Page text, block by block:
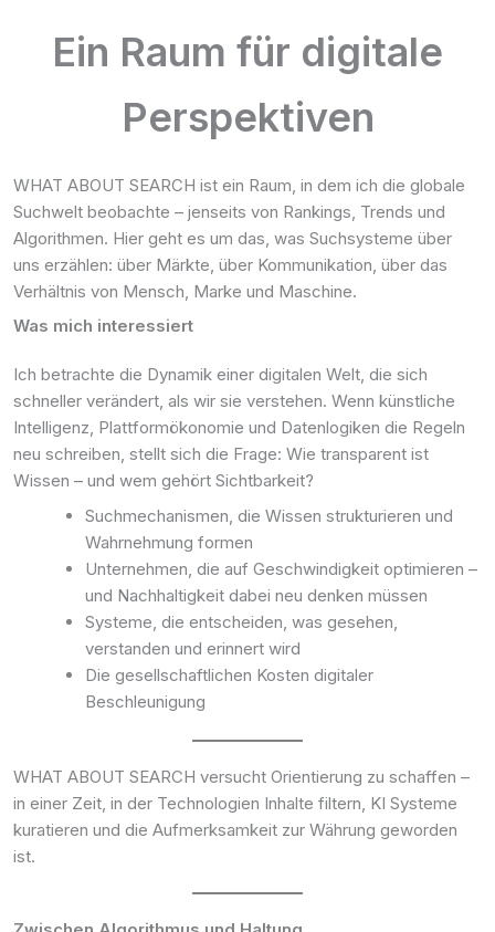
Ein Raum für digitale
Perspektiven
WHAT ABOUT SEARCH ist ein Raum, in dem ich die globale
Suchwelt beobachte – jenseits von Rankings, Trends und
Algorithmen. Hier geht es um das, was Suchsysteme über
uns erzählen: über Märkte, über Kommunikation, über das
Verhältnis von Mensch, Marke und Maschine.
Was mich interessiert
Ich betrachte die Dynamik einer digitalen Welt, die sich
schneller verändert, als wir sie verstehen. Wenn künstliche
Intelligenz, Plattformökonomie und Datenlogiken die Regeln
neu schreiben, stellt sich die Frage: Wie transparent ist
Wissen – und wem gehört Sichtbarkeit?
Suchmechanismen, die Wissen strukturieren und
Wahrnehmung formen
Unternehmen, die auf Geschwindigkeit optimieren –
und Nachhaltigkeit dabei neu denken müssen
Systeme, die entscheiden, was gesehen,
verstanden und erinnert wird
Die gesellschaftlichen Kosten digitaler
Beschleunigung
WHAT ABOUT SEARCH versucht Orientierung zu schaffen –
in einer Zeit, in der Technologien Inhalte filtern, KI Systeme
kuratieren und die Aufmerksamkeit zur Währung geworden
ist.